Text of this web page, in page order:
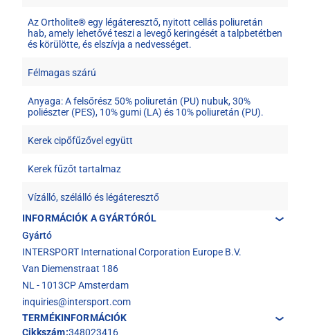
Az Ortholite® egy légáteresztő, nyitott cellás poliuretán
hab, amely lehetővé teszi a levegő keringését a talpbetétben
és körülötte, és elszívja a nedvességet.
Félmagas szárú
Anyaga: A felsőrész 50% poliuretán (PU) nubuk, 30%
poliészter (PES), 10% gumi (LA) és 10% poliuretán (PU).
Kerek cipőfűzővel együtt
Kerek fűzőt tartalmaz
Vízálló, szélálló és légáteresztő
INFORMÁCIÓK A GYÁRTÓRÓL
Gyártó
INTERSPORT International Corporation Europe B.V.
Van Diemenstraat 186
NL - 1013CP Amsterdam
inquiries@intersport.com
TERMÉKINFORMÁCIÓK
Cikkszám:348023416